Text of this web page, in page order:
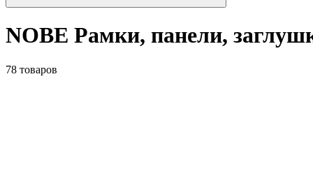
NOBE Рамки, панели,
78 товаров